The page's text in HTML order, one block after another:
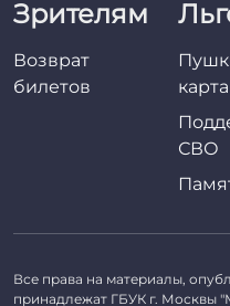
Зрителям
Возврат
билетов
карта
СВО
Все права на материалы,
принадлежат ГБУК г. Москвы